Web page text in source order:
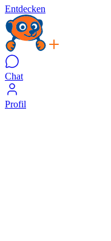
Entdecken
Chat
Profil